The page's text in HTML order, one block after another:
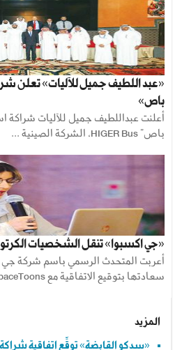
«عبد اللطيف جميل للآليات» تعلن
باص»
أعلنت عبداللطيف جميل للآليات شراكة
باص" HIGER Bus، الشركة الصينية ...
«جي اكسبوا» تنقل الشخصيات
أعربت المتحدث الرسمي باسم شركة جي
سعادتها بتوقيع الاتفاقية مع SpaceToons ...
المزيد
«سدكو القابضة» توقِّع اتفاقية